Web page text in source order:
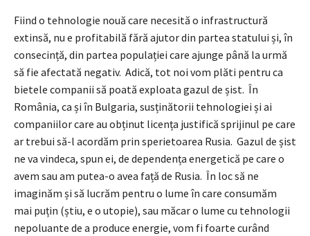
Fiind o tehnologie nouă care necesită o infrastructură
extinsă, nu e profitabilă fără ajutor din partea statului și, în
consecință, din partea populației care ajunge până la urmă
să fie afectată negativ. Adică, tot noi vom plăti pentru ca
bietele companii să poată exploata gazul de șist. În
România, ca și în Bulgaria, susținătorii tehnologiei și ai
companiilor care au obținut licența justifică sprijinul pe care
ar trebui să-l acordăm prin sperietoarea Rusia. Gazul de șist
ne va vindeca, spun ei, de dependența energetică pe care o
avem sau am putea-o avea față de Rusia. În loc să ne
imaginăm și să lucrăm pentru o lume în care consumăm
mai puțin (știu, e o utopie), sau măcar o lume cu tehnologii
nepoluante de a produce energie, vom fi foarte curând